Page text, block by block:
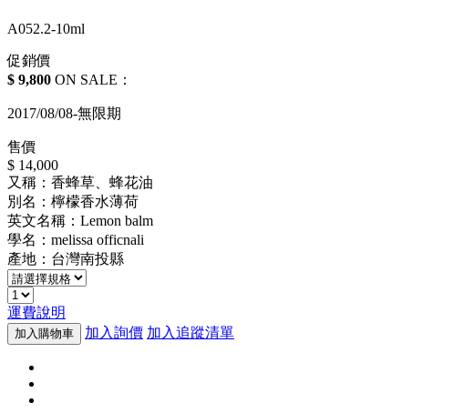
A052.2-10ml
促銷價
$ 9,800 ON SALE：
2017/08/08-無限期
售價
$ 14,000
又稱：香蜂草、蜂花油
別名：檸檬香水薄荷
英文名稱：Lemon balm
學名：melissa officnali
產地：台灣南投縣
運費說明
加入購物車 加入詢價 加入追蹤清單